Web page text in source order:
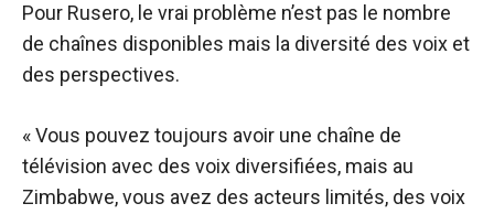
Pour Rusero, le vrai problème n’est pas le nombre
de chaînes disponibles mais la diversité des voix et
des perspectives.
« Vous pouvez toujours avoir une chaîne de
télévision avec des voix diversifiées, mais au
Zimbabwe, vous avez des acteurs limités, des voix